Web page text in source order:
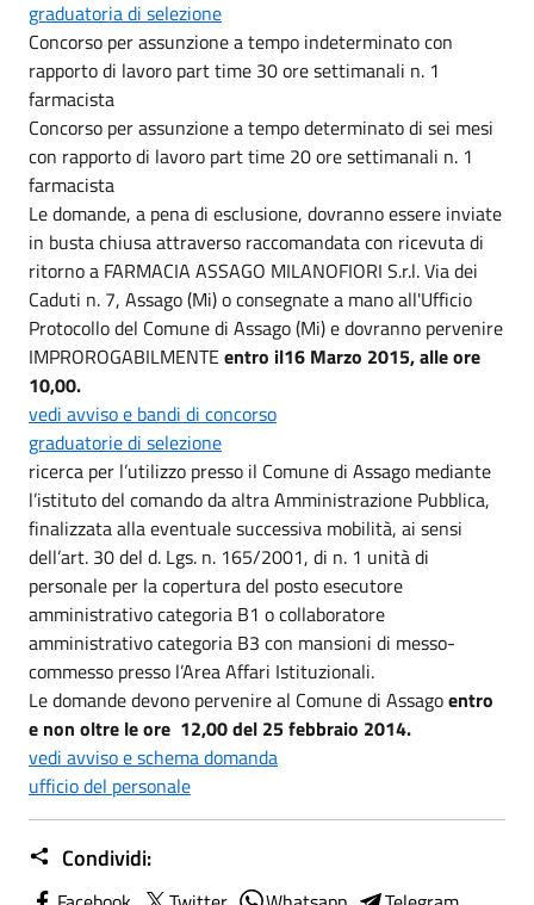
graduatoria di selezione
Concorso per assunzione a tempo indeterminato con
rapporto di lavoro part time 30 ore settimanali n. 1
farmacista
Concorso per assunzione a tempo determinato di sei mesi
con rapporto di lavoro part time 20 ore settimanali n. 1
farmacista
Le domande, a pena di esclusione, dovranno essere inviate
in busta chiusa attraverso raccomandata con ricevuta di
ritorno a FARMACIA ASSAGO MILANOFIORI S.r.l. Via dei
Caduti n. 7, Assago (Mi) o consegnate a mano all'Ufficio
Protocollo del Comune di Assago (Mi) e dovranno pervenire
IMPROROGABILMENTE entro il16 Marzo 2015, alle ore
10,00.
vedi avviso e bandi di concorso
graduatorie di selezione
ricerca per l’utilizzo presso il Comune di Assago mediante
l’istituto del comando da altra Amministrazione Pubblica,
finalizzata alla eventuale successiva mobilità, ai sensi
dell’art. 30 del d. Lgs. n. 165/2001, di n. 1 unità di
personale per la copertura del posto esecutore
amministrativo categoria B1 o collaboratore
amministrativo categoria B3 con mansioni di messo-
commesso presso l’Area Affari Istituzionali.
Le domande devono pervenire al Comune di Assagoentro
e non oltre le ore 12,00 del 25 febbraio 2014.
vedi avviso e schema domanda
ufficio del personale
Condividi: